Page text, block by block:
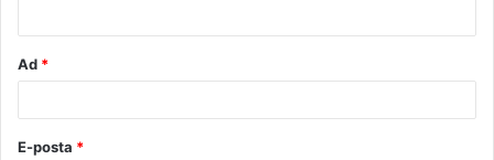
Ad *
E-posta *